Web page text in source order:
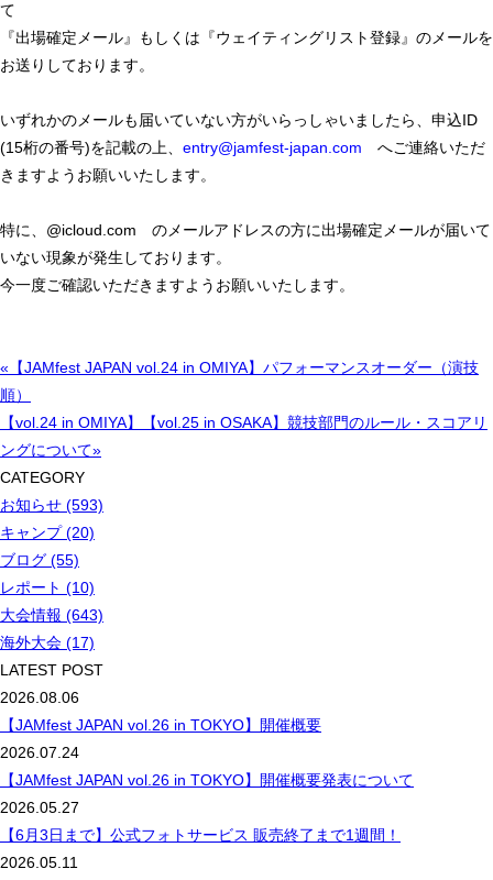
て
『出場確定メール』もしくは『ウェイティングリスト登録』のメールを
お送りしております。
いずれかのメールも届いていない方がいらっしゃいましたら、申込ID
(15桁の番号)を記載の上、 entry@jamfest-japan.com
へご連絡いただ
きますようお願いいたします。
特に、@icloud.com のメールアドレスの方に出場確定メールが届いて
いない現象が発生しております。
今一度ご確認いただきますようお願いいたします。
«【JAMfest JAPAN vol.24 in OMIYA】パフォーマンスオーダー（演技
順）
【vol.24 in OMIYA】【vol.25 in OSAKA】競技部門のルール・スコアリ
ングについて»
CATEGORY
お知らせ (593)
キャンプ (20)
ブログ (55)
レポート (10)
大会情報 (643)
海外大会 (17)
LATEST POST
2026.08.06
【JAMfest JAPAN vol.26 in TOKYO】開催概要
2026.07.24
【JAMfest JAPAN vol.26 in TOKYO】開催概要発表について
2026.05.27
【6月3日まで】公式フォトサービス 販売終了まで1週間！
2026.05.11